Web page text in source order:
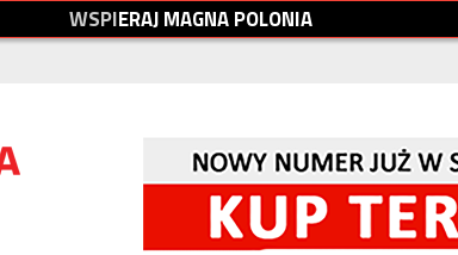
WSPIERAJMAGNAPOLONIA